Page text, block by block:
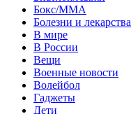
Бокс/MMA
Болезни и лекарства
В мире
В России
Вещи
Военные новости
Волейбол
Гаджеты
Дети